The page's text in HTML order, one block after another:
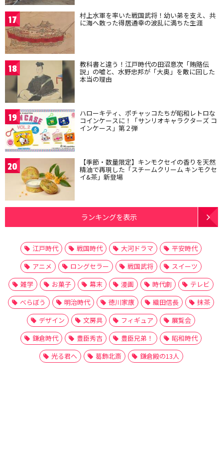
17 村上水軍を率いた戦国武将！幼い弟を支え、共
に海へ散った得居通幸の波乱に満ちた生涯
18 教科書と違う！江戸時代の田沼意次「賄賂伝
説」の嘘と、水野忠邦が「大奥」を敵に回した
本当の理由
19 ハローキティ、ポチャッコたちが昭和レトロな
コインケースに！「サンリオキャラクターズ コ
インケース」第２弾
20 【季節・数量限定】キンモクセイの香りを天然
精油で再現した「スチームクリーム キンモクセ
イ&茶」新登場
ランキングを表示
江戸時代 戦国時代 大河ドラマ
平安時代
アニメ
ロングセラー 戦国武将
スイーツ
雑学
お菓子 幕末 漫画 時代劇
テレビ
べらぼう
明治時代 徳川家康 織田信長
抹茶
デザイン
文房具 フィギュア
展覧会
鎌倉時代
豊臣秀吉 豊臣兄弟！
昭和時代
光る君へ
葛飾北斎 鎌倉殿の13人